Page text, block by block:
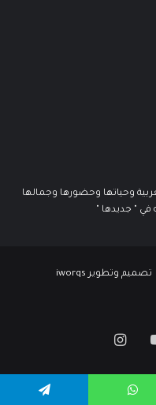
وحياتها وحضورها وجمالها
في " جديدها "
يوتيوبانستقرام